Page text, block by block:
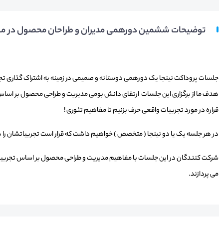
توضیحات ششمین دورهمی مدیران و طراحان محصول در
جلسات پروداکت نینجا یک دورهمی دوستانه و صمیمی در زمینه به اشتراک گذاری
هدف ما از برگزاری این جلسات ارتقای دانش بومی مدیریت و طراحی محصول بر
قراره در مورد تجربیات واقعی حرف بزنیم تا مفاهیم تئوری !
در هر جلسه یک یا دو نینجا ( متخصص ) خواهیم داشت که قرار است تجربیاتشان را
شرکت کنندگان در این جلسات با مفاهیم مدیریت و طراحی محصول بر اساس
می پردازند.